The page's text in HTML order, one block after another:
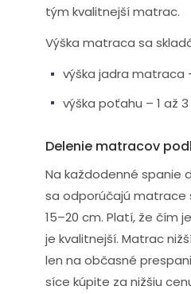
tým kvalitnejší matrac.
Výška matraca sa
výška jadra matraca
výška poťahu – 1 až
Delenie matracov
Na každodenné spanie
sa odporúčajú matrace
15–20 cm. Platí, že čím
je kvalitnejší. Matrac
len na občasné
síce kúpite za nižšiu